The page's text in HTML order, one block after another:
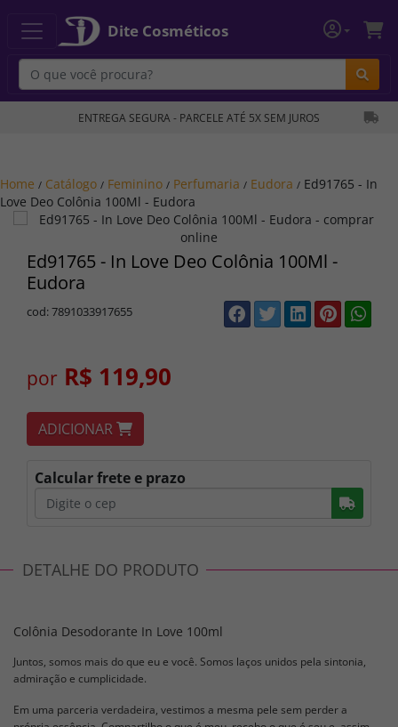
Dite Cosméticos
ENTREGA SEGURA - PARCELE ATÉ 5X SEM JUROS
Home / Catálogo / Feminino / Perfumaria / Eudora / Ed91765 - In
Love Deo Colônia 100Ml - Eudora
Ed91765 - In Love Deo Colônia 100Ml -
Eudora
cod: 7891033917655
por R$ 119,90
ADICIONAR
Calcular frete e prazo
DETALHE DO PRODUTO
Colônia Desodorante In Love 100ml
Juntos, somos mais do que eu e você. Somos laços unidos pela sintonia,
admiração e cumplicidade.
Em uma parceria verdadeira, vestimos a mesma pele sem perder a